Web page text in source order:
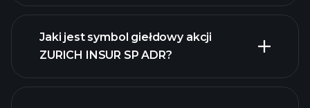
zaawansowanej wykresie
Jaki jest symbol giełdowy akcji
ZURICH INSUR SP ADR?